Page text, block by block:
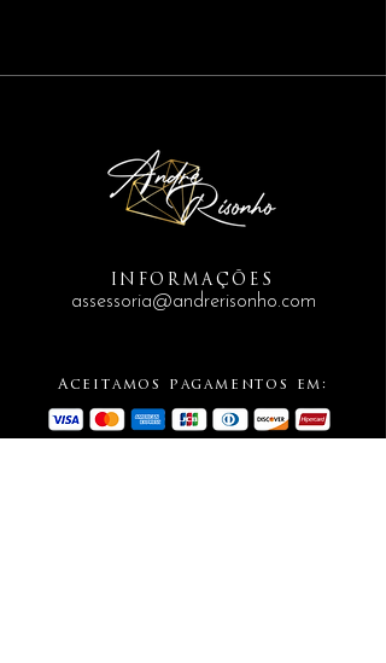
assessoria@andrerisonho.com
INFORMAÇÕES
Aceitamos pagamentos em: